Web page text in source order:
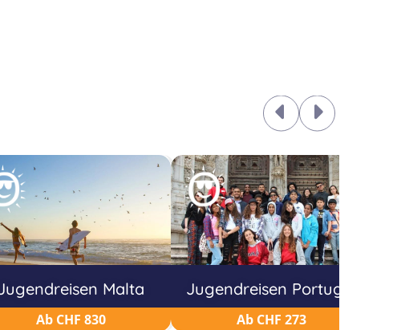
Malta
Ab CHF 830
Jugendreisen Portugal
Ab CHF 273